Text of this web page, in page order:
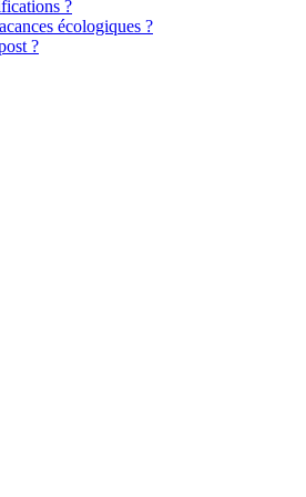
?
écologiques ?
?